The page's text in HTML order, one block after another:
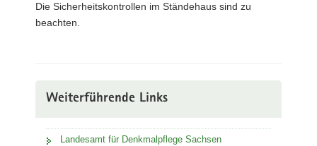
Die Sicherheitskontrollen im Ständehaus sind zu
beachten.
Weiterführende Links
Landesamt für Denkmalpflege Sachsen